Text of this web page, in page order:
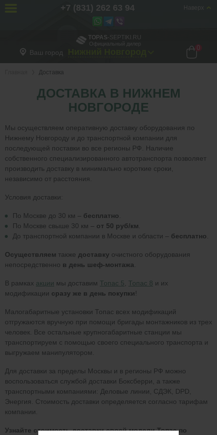
TOPAS-SEPTIKI.RU
Официальный дилер
Ваш город
0
Доставка
ДОСТАВКА В НИЖНЕМ
НОВГОРОДЕ
Мы осуществляем оперативную доставку оборудования по
Нижнему Новгороду и до транспортной компании для
последующей поставки во все регионы РФ. Наличие
собственного специализированного автотранспорта позволяет
производить доставку в минимально короткие сроки,
независимо от расстояния.
Условия доставки:
По Москве до 30 км – бесплатно
По Москве свыше 30 км – от 50 руб/км
До транспортной компании в Москве и области – бесплатно
Осуществляем также доставку очистного оборудования
непосредственно в день шеф-монтажа
В рамках акции мы доставим Топас 5 Топас 8 и их
модификации сразу же в день покупки
Малогабаритные установки Топас всех модификаций
отгружаются вручную при помощи бригады монтажников из трех
человек. Все остальные крупногабаритные станции мы
транспортируем с помощью своего специального транспорта и
выгружаем манипулятором.
Для доставки за пределы Москвы и в регионы РФ можно
воспользоваться службой доставки Бокcберри, а также
транспортными компаниями: Деловые линии, СДЭК, DPD,
Энергия. Стоимость доставки определяется согласно тарифам
компании.
Узнайте стоимость доставки своей модели Топас по
Наверх
+7 (831) 262 63 94